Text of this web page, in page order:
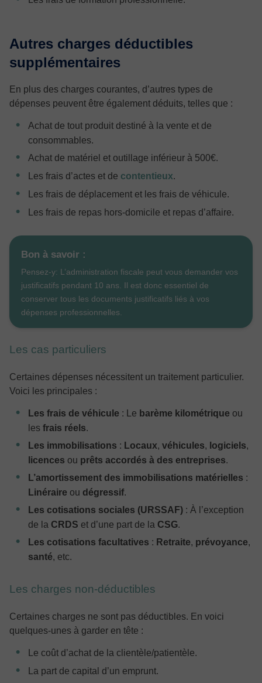
Autres charges déductibles
supplémentaires
En plus des charges courantes, d’autres types de
dépenses peuvent être également déduits, telles que :
Achat de tout produit destiné à la vente et de
consommables.
Achat de matériel et outillage inférieur à 500€.
Les frais d’actes et de contentieux.
Les frais de déplacement et les frais de véhicule.
Les frais de repas hors-domicile et repas d’affaire.
Bon à savoir :
Pensez-y: L’administration fiscale peut vous demander vos
justificatifs pendant 10 ans. Il est donc essentiel de
conserver tous les documents justificatifs liés à vos
dépenses professionnelles.
Les cas particuliers
Certaines dépenses nécessitent un traitement particulier.
Voici les principales :
Les frais de véhicule : Le barème kilométrique ou
les frais réels.
Les immobilisations : Locaux, véhicules, logiciels,
licences ou prêts accordés à des entreprises.
L’amortissement des immobilisations matérielles :
Linéraire ou dégressif.
Les cotisations sociales (URSSAF) : À l’exception
de la CRDS et d’une part de la CSG.
Les cotisations facultatives : Retraite, prévoyance,
santé, etc.
Les charges non-déductibles
Certaines charges ne sont pas déductibles. En voici
quelques-unes à garder en tête :
Le coût d’achat de la clientèle/patientèle.
La part de capital d’un emprunt.